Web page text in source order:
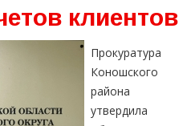
клиентов
Прокуратура
Коношского
района
утвердила